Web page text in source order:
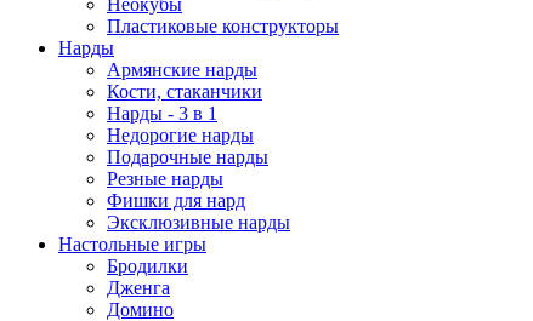
Неокубы
Пластиковые конструкторы
Нарды
Армянские нарды
Кости, стаканчики
Нарды - 3 в 1
Недорогие нарды
Подарочные нарды
Резные нарды
Фишки для нард
Эксклюзивные нарды
Настольные игры
Бродилки
Дженга
Домино